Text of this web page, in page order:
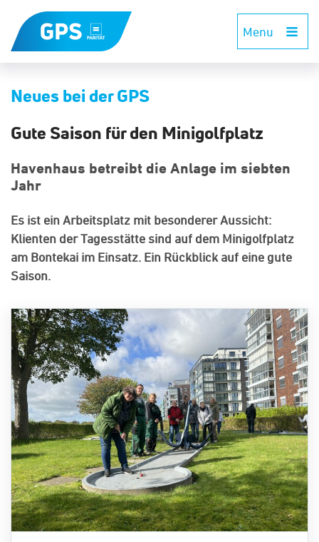
Menu
Neues bei der GPS
Gute Saison für den Minigolfplatz
Havenhaus betreibt die Anlage im siebten
Jahr
Es ist ein Arbeitsplatz mit besonderer Aussicht:
Klienten der Tagesstätte sind auf dem Minigolfplatz
am Bontekai im Einsatz. Ein Rückblick auf eine gute
Saison.